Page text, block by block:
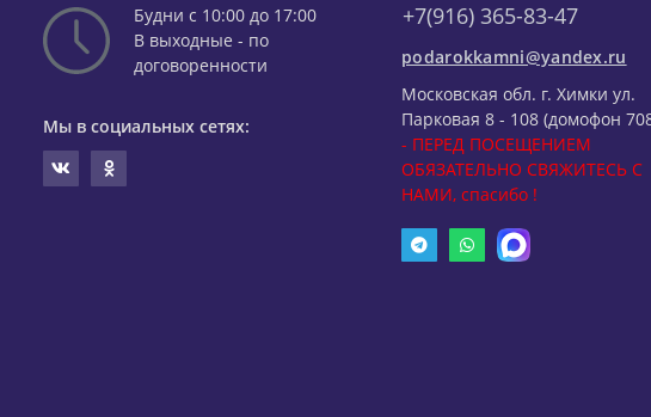
Будни с 10:00 до 17:00
В выходные - по
договоренности
Мы в социальных сетях:
+7(916) 365-83-47
podarokkamni@yandex.ru
Московская обл. г. Химки ул.
Парковая 8 - 108 (домофон
- ПЕРЕД ПОСЕЩЕНИЕМ
ОБЯЗАТЕЛЬНО СВЯЖИТЕСЬ С
НАМИ, спасибо !